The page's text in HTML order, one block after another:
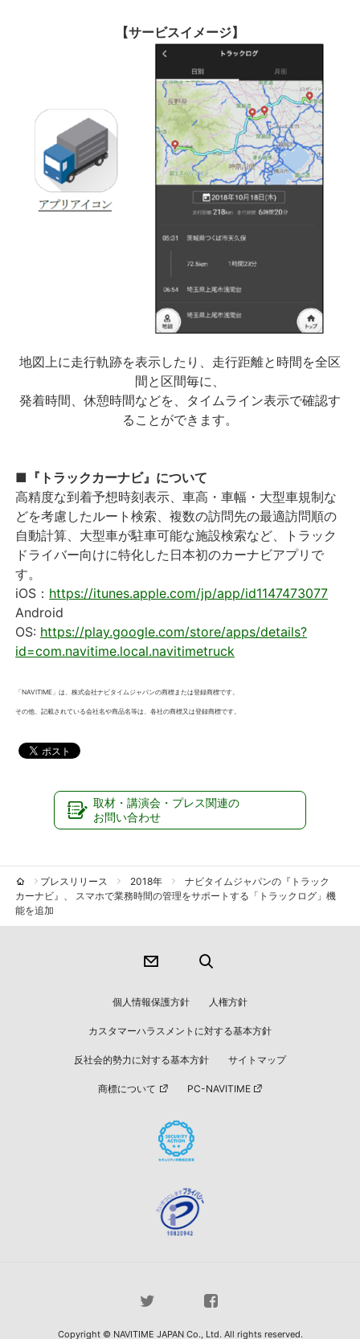
【サービスイメージ】
地図上に走行軌跡を表示したり、走行距離と時間を全区
間と区間毎に、
発着時間、休憩時間などを、タイムライン表示で確認す
ることができます。
■『トラックカーナビ』について
高精度な到着予想時刻表示、車高・車幅・大型車規制な
どを考慮したルート検索、複数の訪問先の最適訪問順の
自動計算、大型車が駐車可能な施設検索など、トラック
ドライバー向けに特化した日本初のカーナビアプリで
す。
iOS： https://itunes.apple.com/jp/app/id1147473077
Android
OS: https://play.google.com/store/apps/details?
id=com.navitime.local.navitimetruck
「NAVITIME」は、株式会社ナビタイムジャパンの商標または登録商標です。
その他、記載されている会社名や商品名等は、各社の商標又は登録商標です。
取材・講演会・プレス関連の
お問い合わせ
プレスリリース 2018年
ナビタイムジャパンの『トラック
カーナビ』、 スマホで業務時間の管理をサポートする「トラックログ」機
能を追加
個人情報保護方針 人権方針
カスタマーハラスメントに対する基本方針
反社会的勢力に対する基本方針 サイトマップ
商標について PC-NAVITIME
Copyright © NAVITIME JAPAN Co., Ltd. All rights reserved.